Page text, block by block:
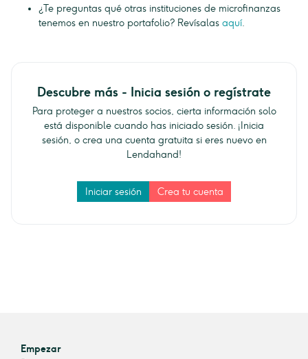
¿Te preguntas qué otras instituciones de microfinanzas
tenemos en nuestro portafolio? Revísalas aquí.
Descubre más - Inicia sesión o regístrate
Para proteger a nuestros socios, cierta información solo
está disponible cuando has iniciado sesión. ¡Inicia
sesión, o crea una cuenta gratuita si eres nuevo en
Lendahand!
Iniciar sesión Crea tu cuenta
Empezar